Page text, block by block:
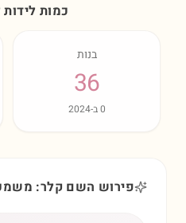
כמות
בנות
36
0ב-2024
פירוש השם קלר: